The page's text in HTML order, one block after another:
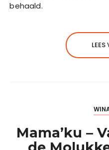
behaald.
LEES
Mama’ku –